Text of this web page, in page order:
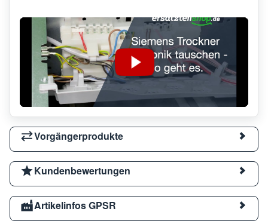
Vorgängerprodukte
Kundenbewertungen
Artikelinfos GPSR